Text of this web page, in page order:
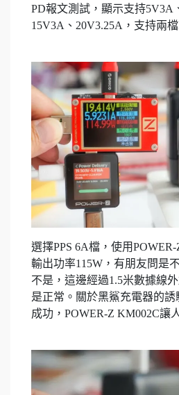
PD報文測試，顯示支持5V3A
15V3A、20V3.25A，支持兩檔
選擇PPS 6A檔，使用
輸出功率115W，有朋友問是
不是，這邊經過1.5米數據線
是正常。關於黑鯊充電器的
成功，POWER-Z KM002C讓